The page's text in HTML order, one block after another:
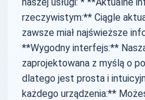
rzeczywistym:** Ciągle
zawsze miał najświeższe
**Wygodny interfejs:**
zaprojektowana z myślą o
dlatego jest prosta i
każdego urządzenia:**